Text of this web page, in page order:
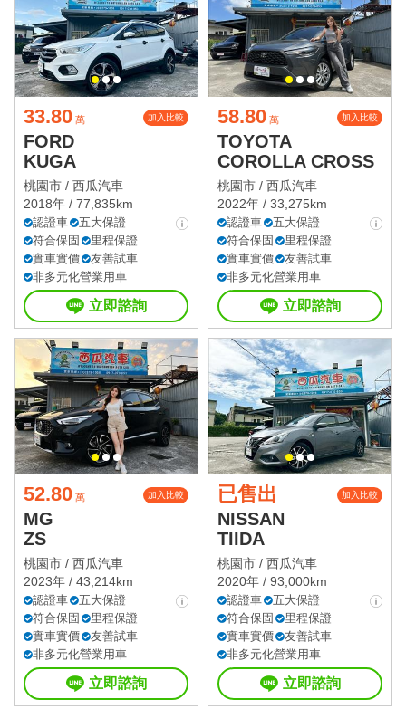
33.80 萬 加入比較
FORD
KUGA
桃園市 / 西瓜汽車
2018年 / 77,835km
認證車
五大保證
符合保固
里程保證
實車實價
友善試車
非多元化營業用車
立即諮詢
58.80 萬 加入比較
TOYOTA
COROLLA CROSS
桃園市 / 西瓜汽車
2022年 / 33,275km
認證車
五大保證
符合保固
里程保證
實車實價
友善試車
非多元化營業用車
立即諮詢
52.80 萬 加入比較
MG
ZS
桃園市 / 西瓜汽車
2023年 / 43,214km
認證車
五大保證
符合保固
里程保證
實車實價
友善試車
非多元化營業用車
立即諮詢
已售出 加入比較
NISSAN
TIIDA
桃園市 / 西瓜汽車
2020年 / 93,000km
認證車
五大保證
符合保固
里程保證
實車實價
友善試車
非多元化營業用車
立即諮詢